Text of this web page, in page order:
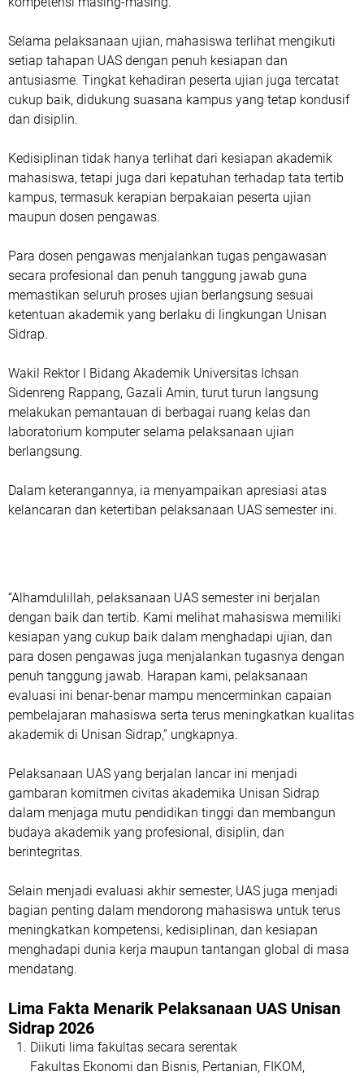
Selama pelaksanaan ujian, mahasiswa terlihat mengikuti
setiap tahapan UAS dengan penuh kesiapan dan
antusiasme. Tingkat kehadiran peserta ujian juga tercatat
cukup baik, didukung suasana kampus yang tetap kondusif
dan disiplin.
Kedisiplinan tidak hanya terlihat dari kesiapan akademik
mahasiswa, tetapi juga dari kepatuhan terhadap tata tertib
kampus, termasuk kerapian berpakaian peserta ujian
maupun dosen pengawas.
Para dosen pengawas menjalankan tugas pengawasan
secara profesional dan penuh tanggung jawab guna
memastikan seluruh proses ujian berlangsung sesuai
ketentuan akademik yang berlaku di lingkungan Unisan
Sidrap.
Wakil Rektor I Bidang Akademik Universitas Ichsan
Sidenreng Rappang, Gazali Amin, turut turun langsung
melakukan pemantauan di berbagai ruang kelas dan
laboratorium komputer selama pelaksanaan ujian
berlangsung.
Dalam keterangannya, ia menyampaikan apresiasi atas
kelancaran dan ketertiban pelaksanaan UAS semester ini.
“Alhamdulillah, pelaksanaan UAS semester ini berjalan
dengan baik dan tertib. Kami melihat mahasiswa memiliki
kesiapan yang cukup baik dalam menghadapi ujian, dan
para dosen pengawas juga menjalankan tugasnya dengan
penuh tanggung jawab. Harapan kami, pelaksanaan
evaluasi ini benar-benar mampu mencerminkan capaian
pembelajaran mahasiswa serta terus meningkatkan kualitas
akademik di Unisan Sidrap,” ungkapnya.
Pelaksanaan UAS yang berjalan lancar ini menjadi
gambaran komitmen civitas akademika Unisan Sidrap
dalam menjaga mutu pendidikan tinggi dan membangun
budaya akademik yang profesional, disiplin, dan
berintegritas.
Selain menjadi evaluasi akhir semester, UAS juga menjadi
bagian penting dalam mendorong mahasiswa untuk terus
meningkatkan kompetensi, kedisiplinan, dan kesiapan
menghadapi dunia kerja maupun tantangan global di masa
mendatang.
Lima Fakta Menarik Pelaksanaan UAS Unisan
Sidrap 2026
Diikuti lima fakultas secara serentak
Fakultas Ekonomi dan Bisnis, Pertanian, FIKOM,